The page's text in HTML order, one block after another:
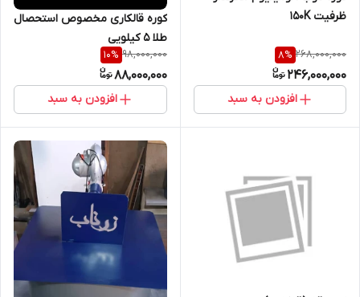
ظرفیت ۱۵۰K
268,000,000
8%
246,000,000
افزودن به سبد
کوره قالکاری مخصوص استحصال
طلا 5 کیلویی
98,000,000
10%
88,000,000
افزودن به سبد